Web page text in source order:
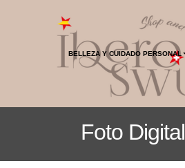
BELLEZA Y CUIDADO PERSONAL
Foto Digital